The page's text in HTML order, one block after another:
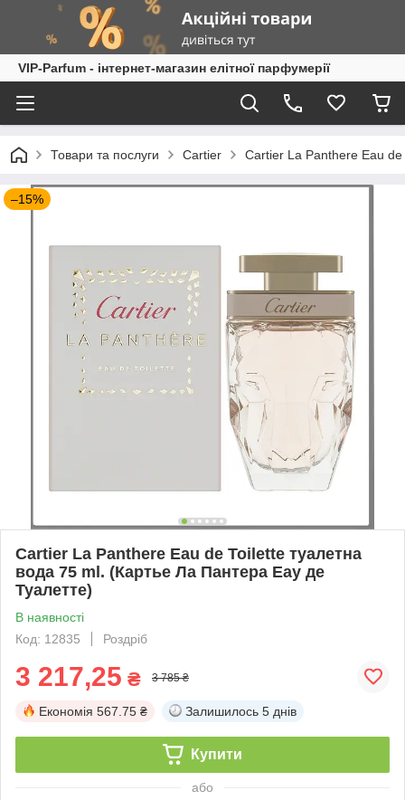
VIP-Parfum - інтернет-магазин елітної парфумерії
Товари та послуги Cartier Cartier La Panthere Eau
–15%
Cartier La Panthere Eau de Toilette туалетна
вода 75 ml. (Картье Ла Пантера Еау де
Туалетте)
В наявності
Код: 12835
Роздріб
3 217,25 ₴ 3 785 ₴
Економія 567.75 ₴ Залишилось 5 днів
Купити
або